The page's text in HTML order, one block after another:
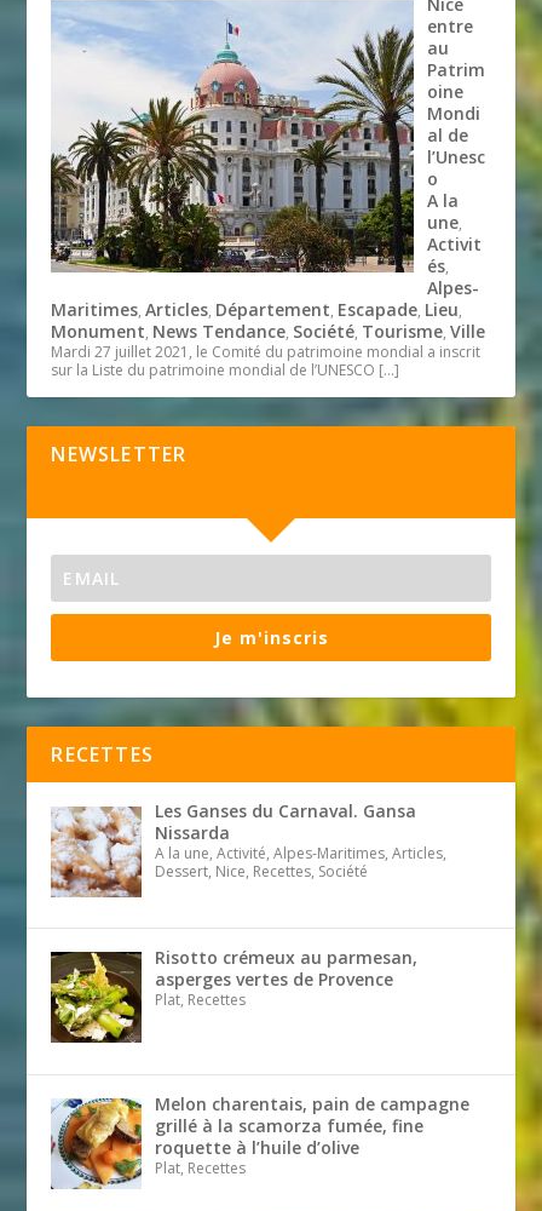
Nice
entre
au
Patrim
oine
Mondi
al de
l’Unesc
o
A la
une,
Activit
és,
Alpes-
Maritimes,Articles, Département, Escapade, Lieu,
Monument, News Tendance, Société, Tourisme,Ville
Mardi 27 juillet 2021, le Comité du patrimoine mondial a inscrit
sur la Liste du patrimoine mondial de l’UNESCO […]
NEWSLETTER
Je m'inscris
RECETTES
Les Ganses du Carnaval. Gansa
Nissarda
A la une, Activité, Alpes-Maritimes, Articles,
Dessert, Nice, Recettes, Société
Risotto crémeux au parmesan,
asperges vertes de Provence
Plat, Recettes
Melon charentais, pain de campagne
grillé à la scamorza fumée, fine
roquette à l’huile d’olive
Plat, Recettes